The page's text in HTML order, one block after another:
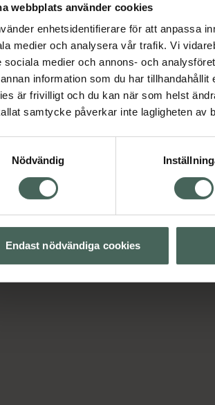
webbplats använder cookies
enhetsidentifierare för att anpassa
medier och analysera vår trafik. Vi
sociala medier och annons- och
information som du har
är frivilligt och du kan när som helst
samtycke påverkar inte lagligheten av
Nödvändig
Endast nödvändiga cookies